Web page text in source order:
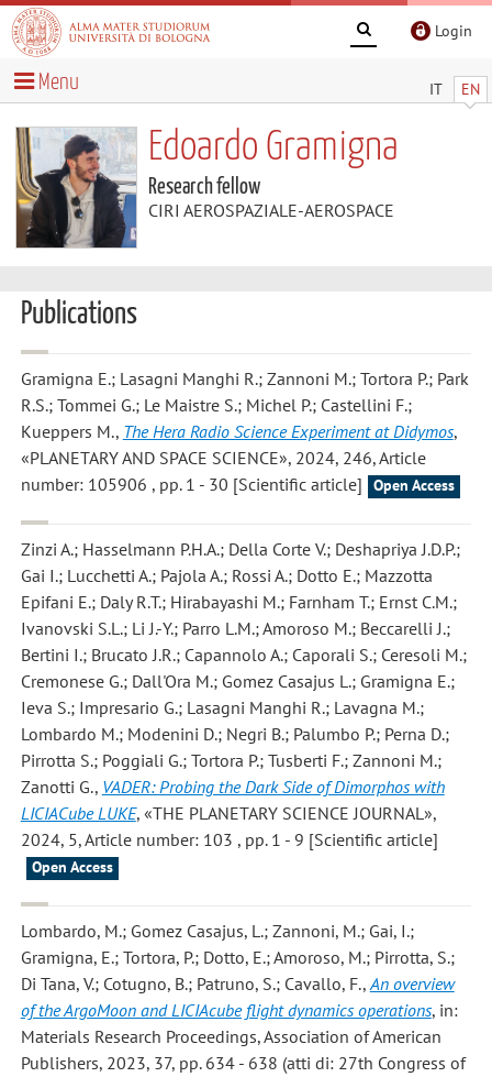
Login
IT EN
Menu
Edoardo Gramigna
Research fellow
CIRI AEROSPAZIALE-AEROSPACE
Publications
Gramigna E.; Lasagni Manghi R.; Zannoni M.; Tortora P.; Park
R.S.; Tommei G.; Le Maistre S.; Michel P.; Castellini F.;
Kueppers M., The Hera Radio Science Experiment at Didymos,
«PLANETARY AND SPACE SCIENCE», 2024, 246, Article
number: 105906 , pp. 1 - 30 [Scientific article]
Open Access
Zinzi A.; Hasselmann P.H.A.; Della Corte V.; Deshapriya J.D.P.;
Gai I.; Lucchetti A.; Pajola A.; Rossi A.; Dotto E.; Mazzotta
Epifani E.; Daly R.T.; Hirabayashi M.; Farnham T.; Ernst C.M.;
Ivanovski S.L.; Li J.-Y.; Parro L.M.; Amoroso M.; Beccarelli J.;
Bertini I.; Brucato J.R.; Capannolo A.; Caporali S.; Ceresoli M.;
Cremonese G.; Dall'Ora M.; Gomez Casajus L.; Gramigna E.;
Ieva S.; Impresario G.; Lasagni Manghi R.; Lavagna M.;
Lombardo M.; Modenini D.; Negri B.; Palumbo P.; Perna D.;
Pirrotta S.; Poggiali G.; Tortora P.; Tusberti F.; Zannoni M.;
Zanotti G., VADER: Probing the Dark Side of Dimorphos with
LICIACube LUKE, «THE PLANETARY SCIENCE JOURNAL»,
2024, 5, Article number: 103 , pp. 1 - 9 [Scientific article]
Open Access
Lombardo, M.; Gomez Casajus, L.; Zannoni, M.; Gai, I.;
Gramigna, E.; Tortora, P.; Dotto, E.; Amoroso, M.; Pirrotta, S.;
Di Tana, V.; Cotugno, B.; Patruno, S.; Cavallo, F.,An overview
of the ArgoMoon and LICIAcube flight dynamics operations, in:
Materials Research Proceedings, Association of American
Publishers, 2023, 37, pp. 634 - 638 (atti di: 27th Congress of